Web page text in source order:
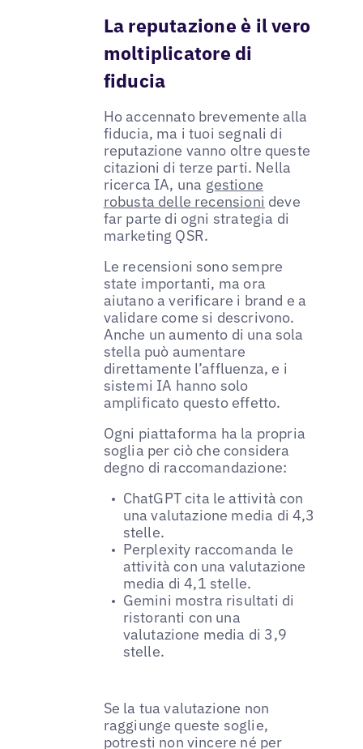
La reputazione è il vero
moltiplicatore di
fiducia
Ho accennato brevemente alla
fiducia, ma i tuoi segnali di
reputazione vanno oltre queste
citazioni di terze parti. Nella
ricerca IA, una gestione
robusta delle recensioni deve
far parte di ogni strategia di
marketing QSR.
Le recensioni sono sempre
state importanti, ma ora
aiutano a verificare i brand e a
validare come si descrivono.
Anche un aumento di una sola
stella può aumentare
direttamente l’affluenza, e i
sistemi IA hanno solo
amplificato questo effetto.
Ogni piattaforma ha la propria
soglia per ciò che considera
degno di raccomandazione:
ChatGPT cita le attività con
una valutazione media di 4,3
stelle.
Perplexity raccomanda le
attività con una valutazione
media di 4,1 stelle.
Gemini mostra risultati di
ristoranti con una
valutazione media di 3,9
stelle.
Se la tua valutazione non
raggiunge queste soglie,
potresti non vincere né per